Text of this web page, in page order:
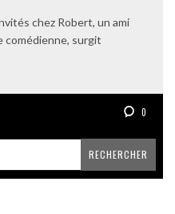
chez Robert, un ami
comédienne, surgit
0